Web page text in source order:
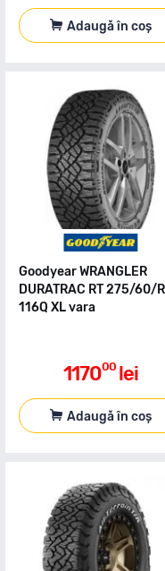
Adaugă în coș
Goodyear WRANGLER
DURATRAC RT 275/60/
116Q XL vara
117000 lei
Adaugă în coș